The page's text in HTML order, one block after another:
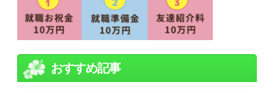
おすすめ記事